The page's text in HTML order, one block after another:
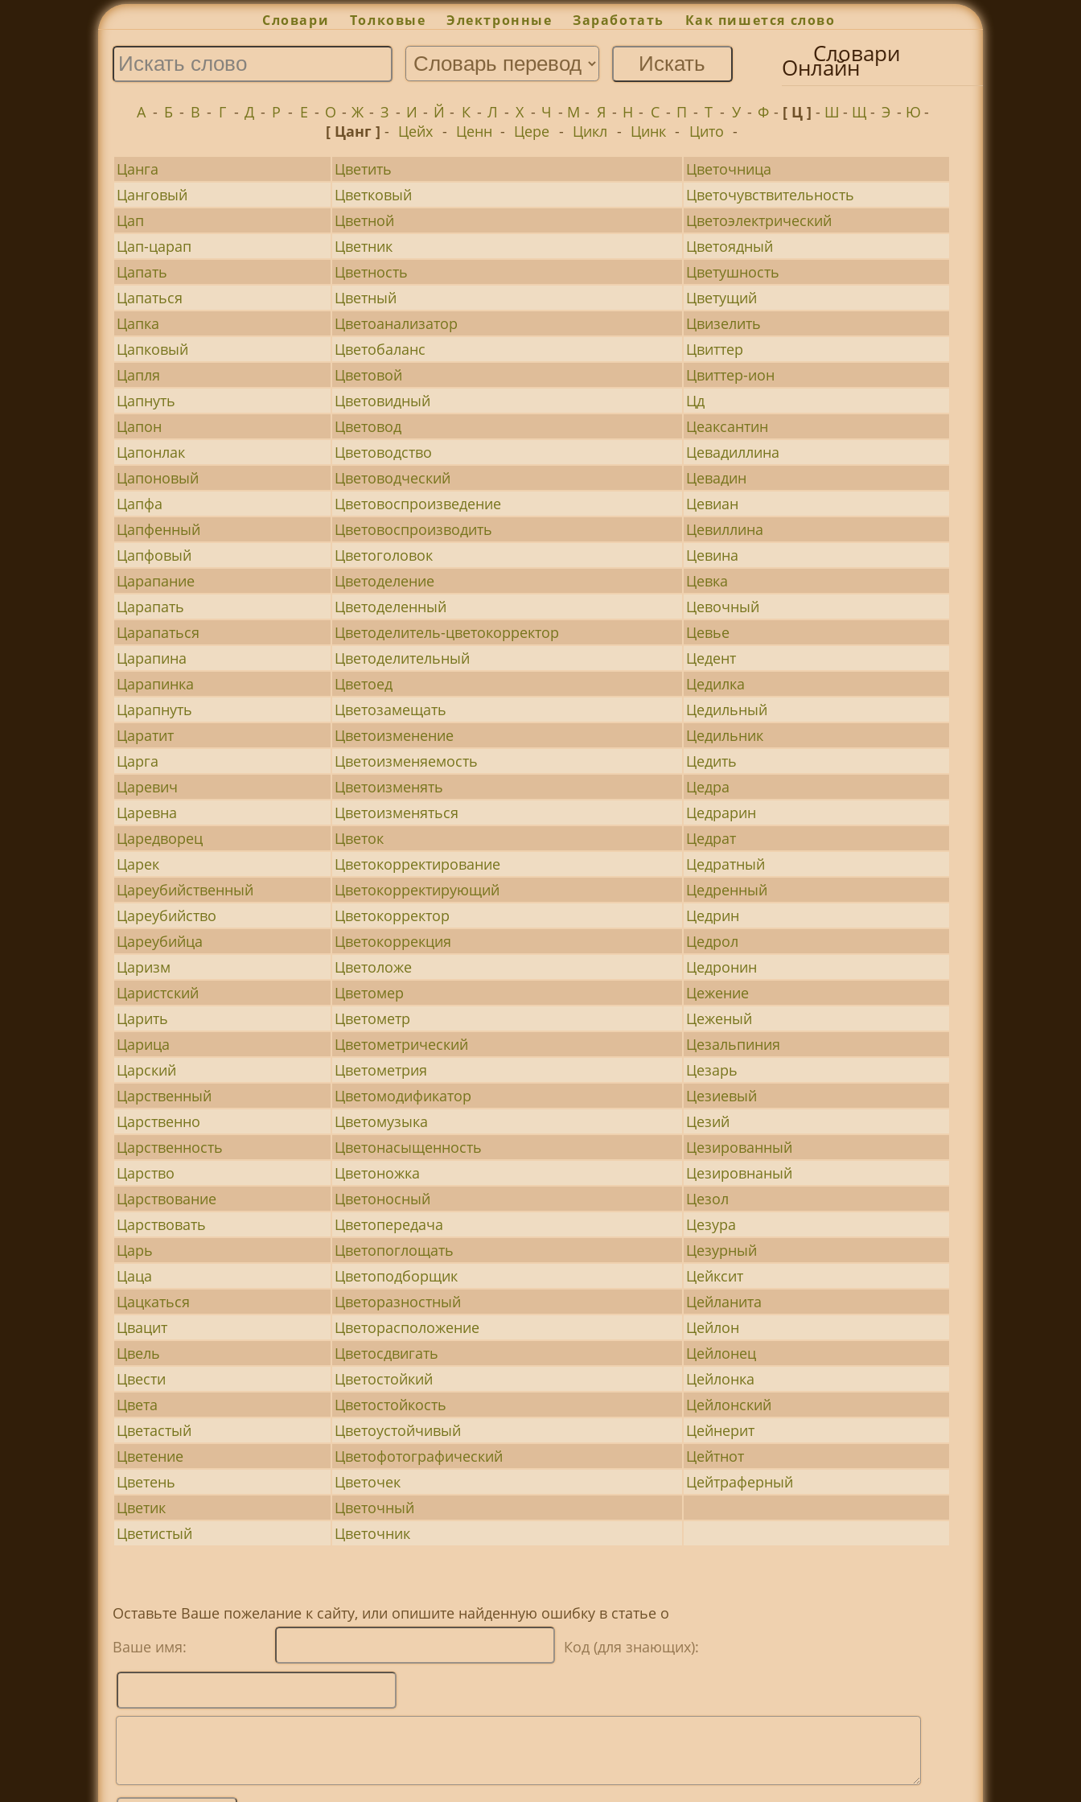
Словари Толковые Электронные Заработать Как пишется слово
Словари
Онлайн
А - Б - В - Г - Д - Р - Е - О - Ж - З - И - Й - К - Л - Х - Ч - М - Я - Н - С - П - Т - У - Ф - [ Ц ]- Ш - Щ- Э - Ю-
[ Цанг ] - Цейх - Ценн - Цере - Цикл - Цинк - Цито -
Цанга
Цветить
Цветочница
Цанговый
Цветковый
Цветочувствительность
Цап
Цветной
Цветоэлектрический
Цап-царап
Цветник
Цветоядный
Цапать
Цветность
Цветушность
Цапаться
Цветный
Цветущий
Цапка
Цветоанализатор
Цвизелить
Цапковый
Цветобаланс
Цвиттер
Цапля
Цветовой
Цвиттер-ион
Цапнуть
Цветовидный
Цд
Цапон
Цветовод
Цеаксантин
Цапонлак
Цветоводство
Цевадиллина
Цапоновый
Цветоводческий
Цевадин
Цапфа
Цветовоспроизведение
Цевиан
Цапфенный
Цветовоспроизводить
Цевиллина
Цапфовый
Цветоголовок
Цевина
Царапание
Цветоделение
Цевка
Царапать
Цветоделенный
Цевочный
Царапаться
Цветоделитель-цветокорректор
Цевье
Царапина
Цветоделительный
Цедент
Царапинка
Цветоед
Цедилка
Царапнуть
Цветозамещать
Цедильный
Царатит
Цветоизменение
Цедильник
Царга
Цветоизменяемость
Цедить
Царевич
Цветоизменять
Цедра
Царевна
Цветоизменяться
Цедрарин
Царедворец
Цветок
Цедрат
Царек
Цветокорректирование
Цедратный
Цареубийственный
Цветокорректирующий
Цедренный
Цареубийство
Цветокорректор
Цедрин
Цареубийца
Цветокоррекция
Цедрол
Царизм
Цветоложе
Цедронин
Царистский
Цветомер
Цежение
Царить
Цветометр
Цеженый
Царица
Цветометрический
Цезальпиния
Царский
Цветометрия
Цезарь
Царственный
Цветомодификатор
Цезиевый
Царственно
Цветомузыка
Цезий
Царственность
Цветонасыщенность
Цезированный
Царство
Цветоножка
Цезировнаный
Царствование
Цветоносный
Цезол
Царствовать
Цветопередача
Цезура
Царь
Цветопоглощать
Цезурный
Цаца
Цветоподборщик
Цейксит
Цацкаться
Цветоразностный
Цейланита
Цвацит
Цветорасположение
Цейлон
Цвель
Цветосдвигать
Цейлонец
Цвести
Цветостойкий
Цейлонка
Цвета
Цветостойкость
Цейлонский
Цветастый
Цветоустойчивый
Цейнерит
Цветение
Цветофотографический
Цейтнот
Цветень
Цветочек
Цейтраферный
Цветик
Цветочный
Цветистый
Цветочник
Оставьте Ваше пожелание к сайту, или опишите найденную ошибку в статье о
Ваше имя:
Код (для знающих):